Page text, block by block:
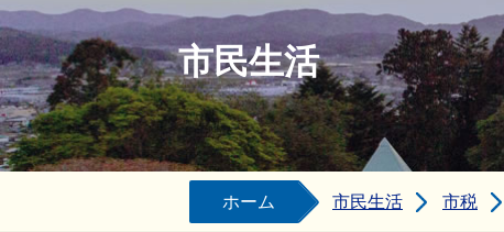
市民生活
ホーム 市民生活 市税